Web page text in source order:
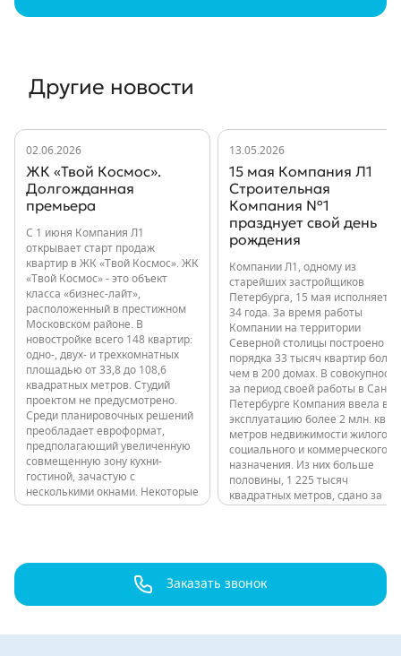
Другие новости
02.06.2026
ЖК «Твой Космос».
Долгожданная
премьера
С 1 июня Компания Л1
открывает старт продаж
квартир в ЖК «Твой Космос». ЖК
«Твой Космос» - это объект
класса «бизнес-лайт»,
расположенный в престижном
Московском районе. В
новостройке всего 148 квартир:
одно-, двух- и трехкомнатных
площадью от 33,8 до 108,6
квадратных метров. Студий
проектом не предусмотрено.
Среди планировочных решений
преобладает евроформат,
предполагающий увеличенную
совмещенную зону кухни-
гостиной, зачастую с
несколькими окнами. Некоторые
квартиры имеют мастер-
13.05.2026
15 мая Компания Л1
Строительная
Компания №1
празднует свой день
рождения
Компании Л1, одному из
старейших застройщиков
Петербурга, 15 мая исполняется
34 года. За время работы
Компании на территории
Северной столицы построено
порядка 33 тысяч квартир более
чем в 200 домах. В совокупности
за период своей работы в Санкт-
Петербурге Компания ввела в
эксплуатацию более 2 млн. кв.
метров недвижимости жилого,
социального и коммерческого
назначения. Из них больше
половины, 1 225 тысяч
квадратных метров, сдано за
инфраструктурой и удобной
Заказать звонок